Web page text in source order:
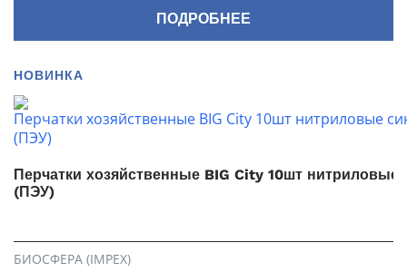
ПОДРОБНЕЕ
НОВИНКА
Перчатки хозяйственные BIG City 10шт нитриловые
(ПЭУ)
БИОСФЕРА (IMPEX)